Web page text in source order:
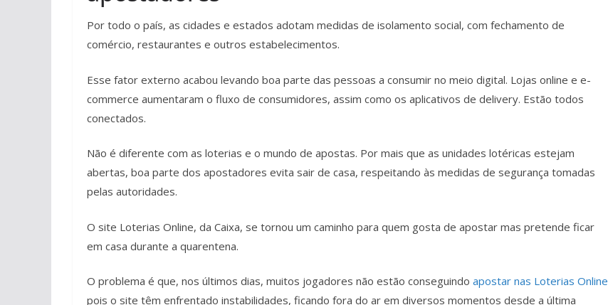
Por todo o país, as cidades e estados adotam medidas de isolamento social, com fechamento de
comércio, restaurantes e outros estabelecimentos.
Esse fator externo acabou levando boa parte das pessoas a consumir no meio digital. Lojas online e e-
commerce aumentaram o fluxo de consumidores, assim como os aplicativos de delivery. Estão todos
conectados.
Não é diferente com as loterias e o mundo de apostas. Por mais que as unidades lotéricas estejam
abertas, boa parte dos apostadores evita sair de casa, respeitando às medidas de segurança tomadas
pelas autoridades.
O site Loterias Online, da Caixa, se tornou um caminho para quem gosta de apostar mas pretende ficar
em casa durante a quarentena.
O problema é que, nos últimos dias, muitos jogadores não estão conseguindo apostar nas Loterias Online
pois o site têm enfrentado instabilidades, ficando fora do ar em diversos momentos desde a última